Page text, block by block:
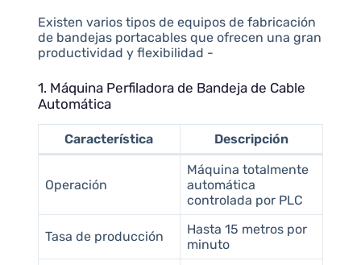
Existen varios tipos de equipos de fabricación
de bandejas portacables que ofrecen una gran
productividad y flexibilidad -
1. Máquina Perfiladora de Bandeja de Cable
Automática
Característica Descripción
Operación
Máquina totalmente
automática
controlada por PLC
Tasa de producción
Hasta 15 metros por
minuto